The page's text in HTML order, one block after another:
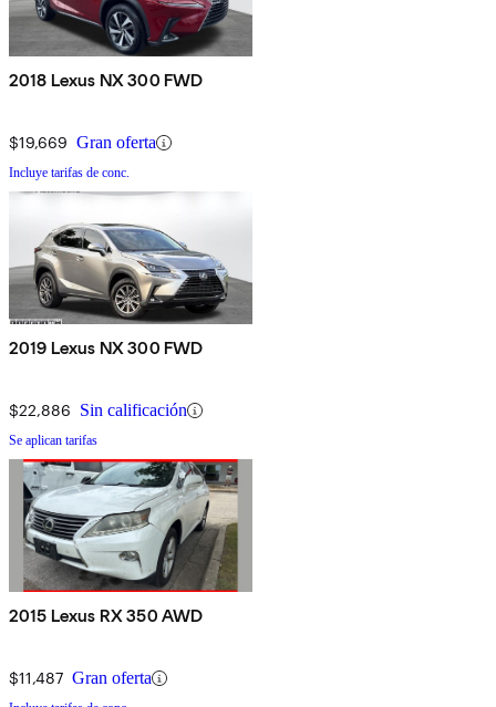
2018 Lexus NX 300 FWD
$19,669 Gran oferta
Incluye tarifas de conc.
2019 Lexus NX 300 FWD
$22,886 Sin calificación
Se aplican tarifas
2015 Lexus RX 350 AWD
$11,487 Gran oferta